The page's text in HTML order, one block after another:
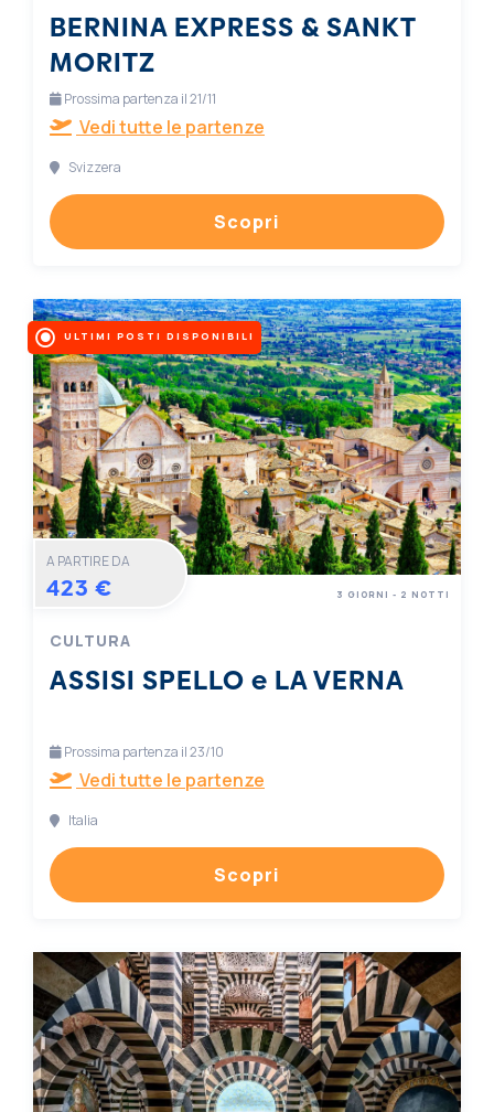
BERNINA EXPRESS & SANKT
MORITZ
Prossima partenza il 21/11
Vedi tutte le partenze
Svizzera
Scopri
ULTIMI POSTI DISPONIBILI
A PARTIRE DA
423 €
CULTURA
ASSISI SPELLO e LA VERNA
3 GIORNI - 2 NOTTI
Prossima partenza il 23/10
Vedi tutte le partenze
Italia
Scopri